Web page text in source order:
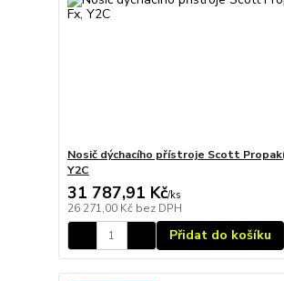
Nosič dýchacího přístroje Scott
Y2C
31 787,91 Kč/ks
26 271,00 Kč bez DPH
Přidat do košíku